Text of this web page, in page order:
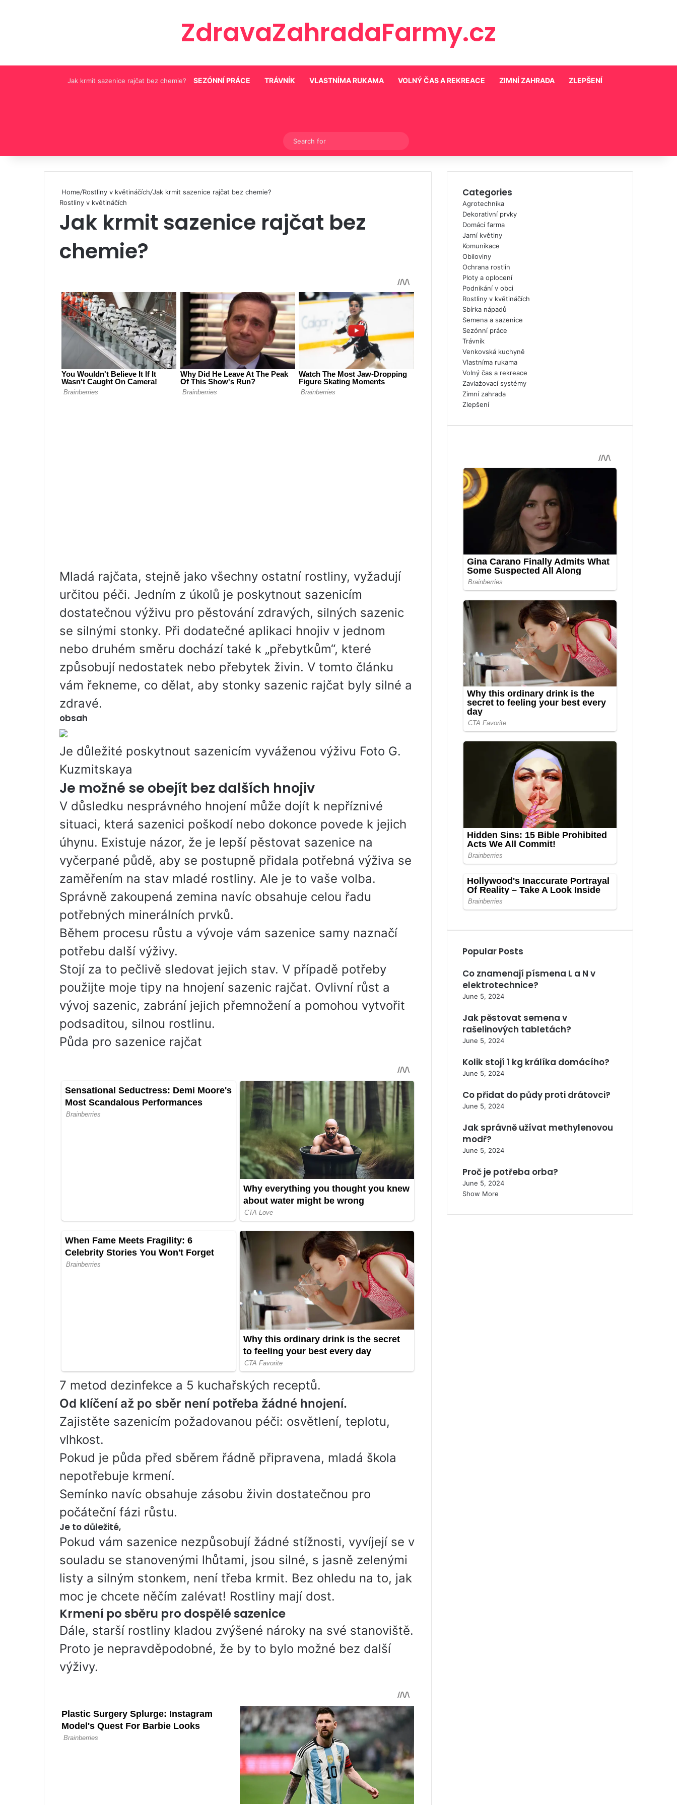
ZdravaZahradaFarmy.cz
Jak krmit sazenice rajčat bez chemie? SEZÓNNÍ PRÁCE TRÁVNÍK VLASTNÍMA RUKAMA VOLNÝ ČAS A REKREACE ZIMNÍ ZAHRADA ZLEPŠENÍ
Switch skin
for
Home/Rostliny v květináčích/Jak krmit sazenice rajčat bez chemie?
Rostliny v květináčích
Jak krmit sazenice rajčat bez
chemie?
Mladá rajčata, stejně jako všechny ostatní rostliny, vyžadují
určitou péči. Jedním z úkolů je poskytnout sazenicím
dostatečnou výživu pro pěstování zdravých, silných sazenic
se silnými stonky. Při dodatečné aplikaci hnojiv v jednom
nebo druhém směru dochází také k „přebytkům“, které
způsobují nedostatek nebo přebytek živin. V tomto článku
vám řekneme, co dělat, aby stonky sazenic rajčat byly silné a
zdravé.
obsah
Je důležité poskytnout sazenicím vyváženou výživu Foto G.
Kuzmitskaya
Je možné se obejít bez dalších hnojiv
V důsledku nesprávného hnojení může dojít k nepříznivé
situaci, která sazenici poškodí nebo dokonce povede k jejich
úhynu. Existuje názor, že je lepší pěstovat sazenice na
vyčerpané půdě, aby se postupně přidala potřebná výživa se
zaměřením na stav mladé rostliny. Ale je to vaše volba.
Správně zakoupená zemina navíc obsahuje celou řadu
potřebných minerálních prvků.
Během procesu růstu a vývoje vám sazenice samy naznačí
potřebu další výživy.
Stojí za to pečlivě sledovat jejich stav. V případě potřeby
použijte moje tipy na hnojení sazenic rajčat. Ovlivní růst a
vývoj sazenic, zabrání jejich přemnožení a pomohou vytvořit
podsaditou, silnou rostlinu.
Půda pro sazenice rajčat
7 metod dezinfekce a 5 kuchařských receptů.
Od klíčení až po sběr není potřeba žádné hnojení.
Zajistěte sazenicím požadovanou péči: osvětlení, teplotu,
vlhkost.
Pokud je půda před sběrem řádně připravena, mladá škola
nepotřebuje krmení.
Semínko navíc obsahuje zásobu živin dostatečnou pro
počáteční fázi růstu.
Je to důležité,
Pokud vám sazenice nezpůsobují žádné stížnosti, vyvíjejí se v
souladu se stanovenými lhůtami, jsou silné, s jasně zelenými
listy a silným stonkem, není třeba krmit. Bez ohledu na to, jak
moc je chcete něčím zalévat! Rostliny mají dost.
Krmení po sběru pro dospělé sazenice
Dále, starší rostliny kladou zvýšené nároky na své stanoviště.
Proto je nepravděpodobné, že by to bylo možné bez další
výživy.
Categories
Agrotechnika
Dekorativní prvky
Domácí farma
Jarní květiny
Komunikace
Obiloviny
Ochrana rostlin
Ploty a oplocení
Podnikání v obci
Rostliny v květináčích
Sbírka nápadů
Semena a sazenice
Sezónní práce
Trávník
Venkovská kuchyně
Vlastníma rukama
Volný čas a rekreace
Zavlažovací systémy
Zimní zahrada
Zlepšení
Popular Posts
Co znamenají písmena L a N v
elektrotechnice?
June 5, 2024
Jak pěstovat semena v
rašelinových tabletách?
June 5, 2024
Kolik stojí 1 kg králíka domácího?
June 5, 2024
Co přidat do půdy proti drátovci?
June 5, 2024
Jak správně užívat methylenovou
modř?
June 5, 2024
Proč je potřeba orba?
June 5, 2024
Show More